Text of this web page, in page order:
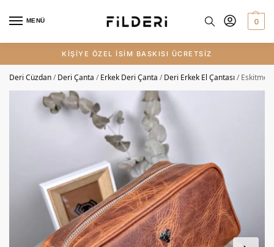
MENÜ 0
KİŞİYE ÖZEL İSİM BASKISI ÜCRETSİZ
Deri Cüzdan/Deri Çanta /Erkek Deri Çanta /Deri Erkek El Çantası /Eskitme